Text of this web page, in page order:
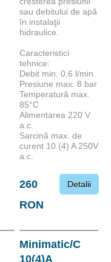
sau debitului de apă
în instalaţii
hidraulice.
Caracteristici
tehnice:
Debit min. 0,6 l/min
Presiune max. 8 bar
Temperatură max.
85°C
Alimentarea 220 V
a.c.
Sarcină max. de
curent 10 (4) A 250V
a.c.
260
RON
Detalii
Minimatic/C
10(4)A